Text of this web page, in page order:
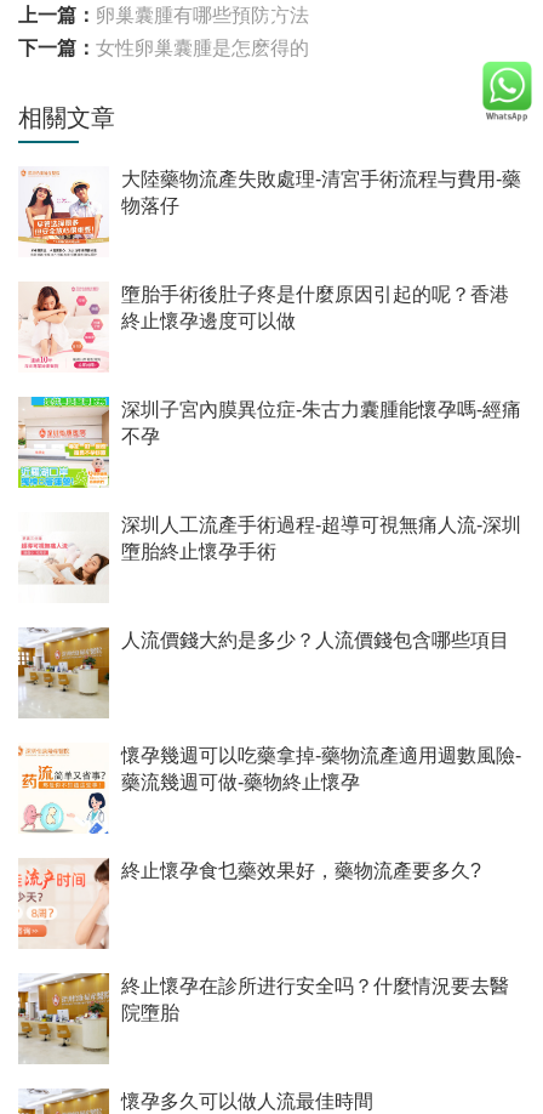
上一篇： 卵巢囊腫有哪些預防方法
下一篇： 女性卵巢囊腫是怎麽得的
相關文章
大陸藥物流產失敗處理-清宮手術流程与費用-藥
物落仔
墮胎手術後肚子疼是什麼原因引起的呢？香港
終止懷孕邊度可以做
深圳子宮內膜異位症-朱古力囊腫能懷孕嗎-經痛
不孕
深圳人工流產手術過程-超導可視無痛人流-深圳
墮胎終止懷孕手術
人流價錢大約是多少？人流價錢包含哪些項目
懷孕幾週可以吃藥拿掉-藥物流產適用週數風險-
藥流幾週可做-藥物終止懷孕
終止懷孕食乜藥效果好，藥物流產要多久?
終止懷孕在診所进行安全吗？什麼情況要去醫
院墮胎
懷孕多久可以做人流最佳時間